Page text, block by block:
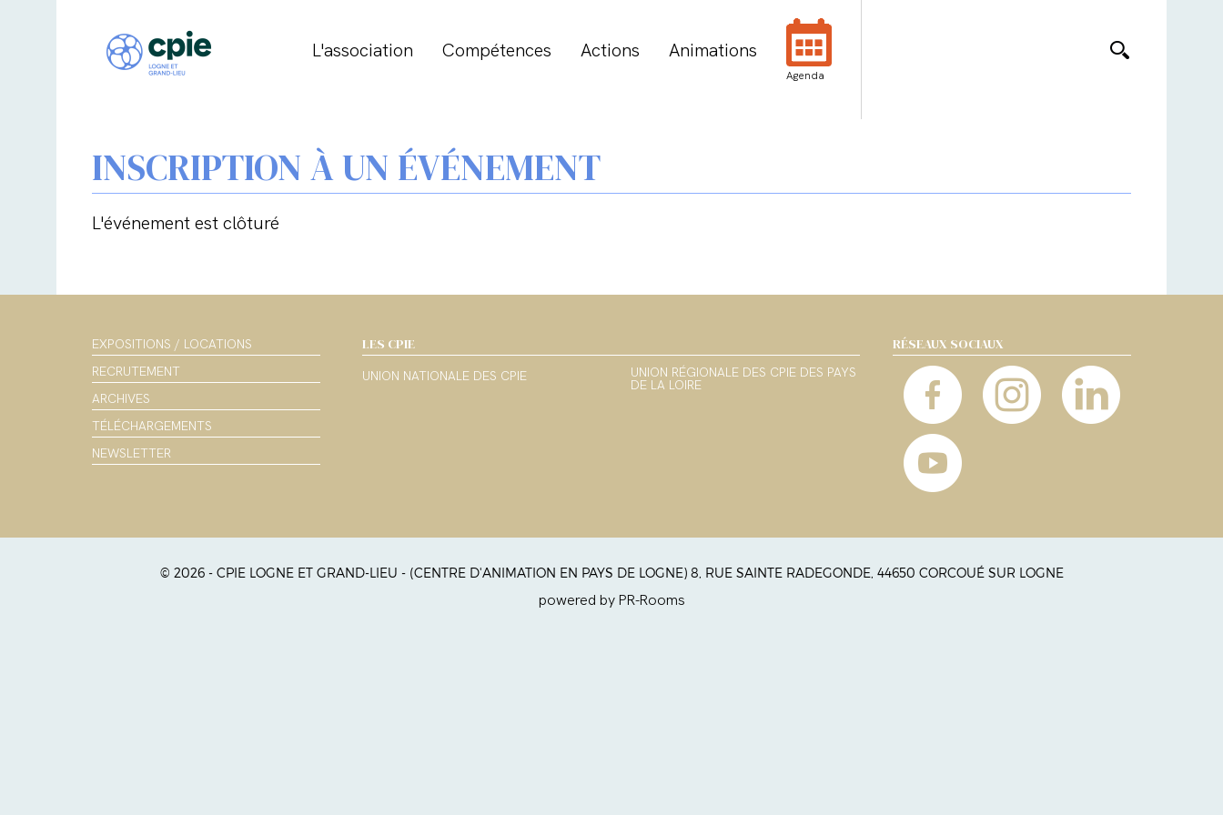
L'association Compétences Actions Animations
Agenda
INSCRIPTION À UN ÉVÉNEMENT
L'événement est clôturé
EXPOSITIONS / LOCATIONS
RECRUTEMENT
ARCHIVES
TÉLÉCHARGEMENTS
NEWSLETTER
LES CPIE
UNION NATIONALE DES CPIE UNION RÉGIONALE DES CPIE DES PAYS
DE LA LOIRE
RÉSEAUX SOCIAUX
© 2026 - CPIE LOGNE ET GRAND-LIEU - (CENTRE D'ANIMATION EN PAYS DE LOGNE) 8, RUE SAINTE RADEGONDE, 44650 CORCOUÉ SUR LOGNE
powered by PR-Rooms